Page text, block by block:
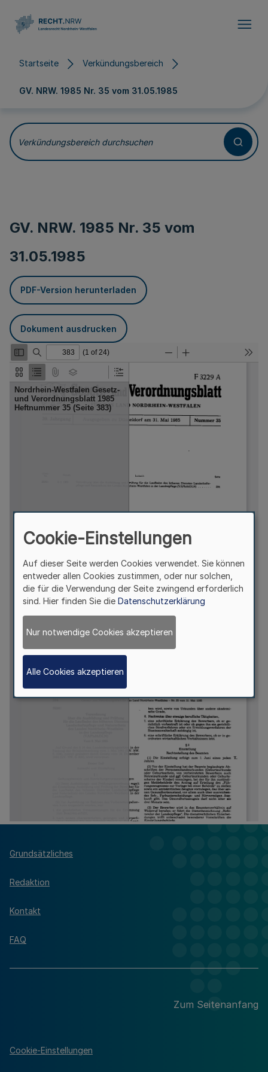
Startseite Verkündungsbereich
GV. NRW. 1985 Nr. 35 vom 31.05.1985
Verkündungsbereich durchsuchen
GV. NRW. 1985 Nr. 35 vom
31.05.1985
PDF-Version herunterladen
Dokument ausdrucken
Grundsätzliches
Redaktion
Kontakt
FAQ
Zum Seitenanfang
Cookie-Einstellungen
Cookie-Einstellungen
Auf dieser Seite werden Cookies verwendet. Sie können
entweder allen Cookies zustimmen, oder nur solchen,
die für die Verwendung der Seite zwingend erforderlich
sind. Hier finden Sie die Datenschutzerklärung
Nur notwendige Cookies akzeptieren
Alle Cookies akzeptieren